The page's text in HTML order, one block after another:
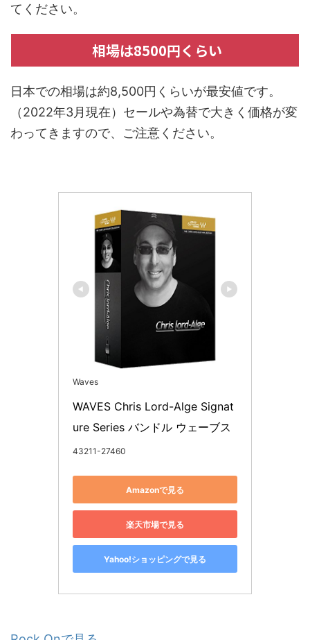
てください。
相場は8500円くらい
日本での相場は約8,500円くらいが最安値です。
（2022年3月現在）セールや為替で大きく価格が変
わってきますので、ご注意ください。
Waves
WAVES Chris Lord-Alge Signat
ure Series バンドル ウェーブス
43211-27460
Amazonで見る
楽天市場で見る
Yahoo!ショッピングで見る